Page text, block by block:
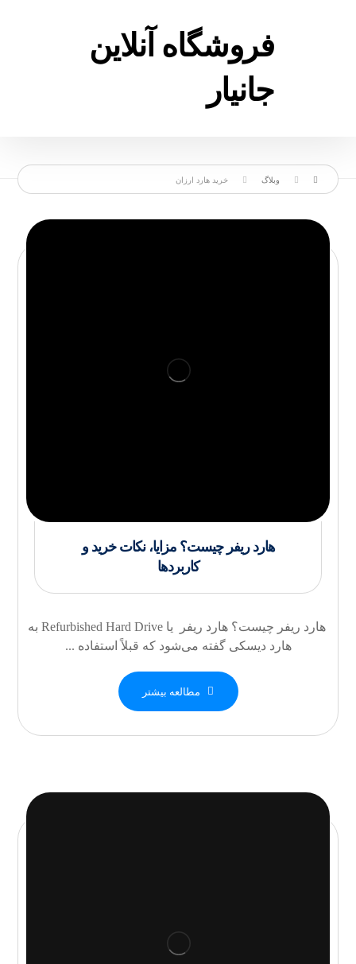
فروشگاه آنلاین
جانیار
وبلاگ خرید هارد ارزان
هارد ریفر چیست؟ مزایا، نکات خرید و
کاربردها
هارد ریفر چیست؟ هارد ریفر یا Refurbished Hard Drive به
هارد دیسکی گفته می‌شود که قبلاً استفاده ...
مطالعه بیشتر